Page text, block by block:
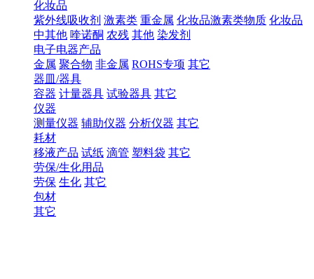
化妆品
紫外线吸收剂 激素类 重金属 化妆品激素类物质 化妆品
中其他 喹诺酮 农残 其他 染发剂
电子电器产品
金属 聚合物 非金属 ROHS专项 其它
器皿/器具
容器 计量器具 试验器具 其它
仪器
测量仪器 辅助仪器 分析仪器 其它
耗材
移液产品 试纸 滴管 塑料袋 其它
劳保/生化用品
劳保 生化 其它
包材
其它